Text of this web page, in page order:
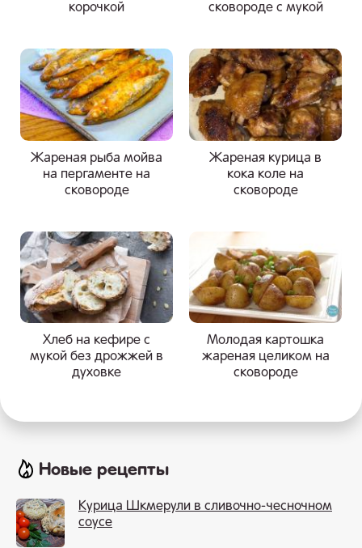
корочкой
сковороде с мукой
Жареная рыба мойва
на пергаменте на
сковороде
Жареная курица в
кока коле на
сковороде
Хлеб на кефире с
мукой без дрожжей в
духовке
Молодая картошка
жареная целиком на
сковороде
Новые рецепты
Курица Шкмерули в сливочно-чесночном
соусе